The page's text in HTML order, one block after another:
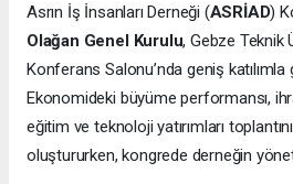
Asrın İş İnsanları Derneği (ASRİAD)
Olağan Genel Kurulu, Gebze Teknik
Konferans Salonu’nda geniş
Ekonomideki büyüme performansı,
eğitim ve teknoloji yatırımları
oluştururken, kongrede derneğin